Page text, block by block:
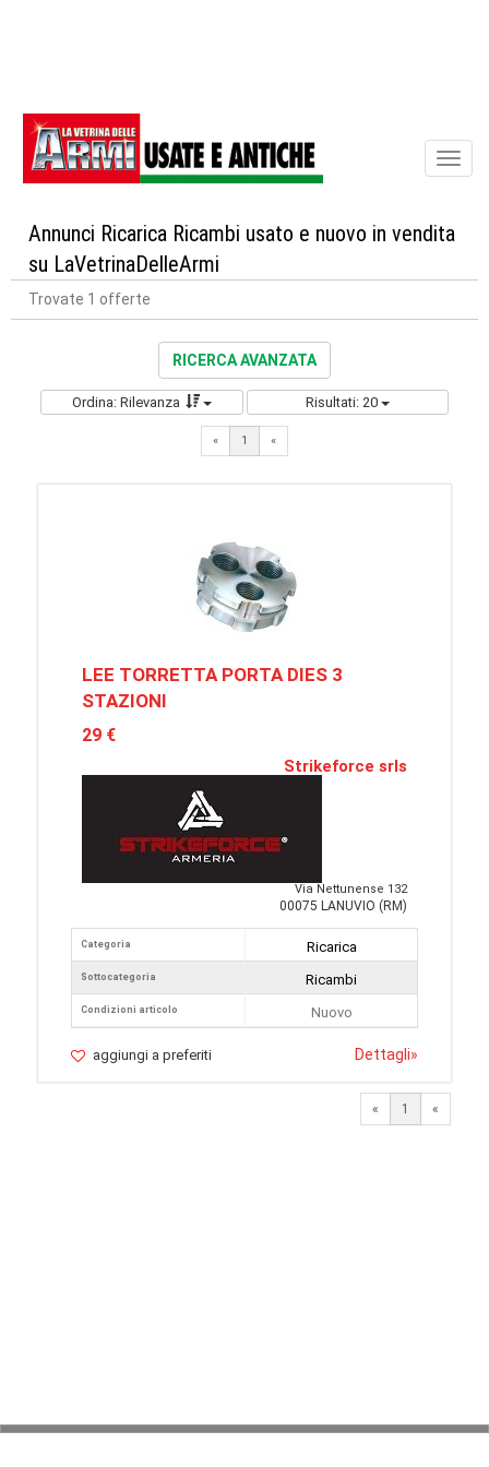
Annunci Ricarica Ricambi usato e nuovo in vendita
su LaVetrinaDelleArmi
Trovate 1 offerte
RICERCA AVANZATA
Ordina: Rilevanza Risultati: 20
« 1 «
LEE TORRETTA PORTA DIES 3
STAZIONI
29 €
Strikeforce srls
Via Nettunense 132
00075 LANUVIO (RM)
Categoria
Sottocategoria
Condizioni articolo
Ricarica
Ricambi
Nuovo
aggiungi a preferiti Dettagli»
« 1 «